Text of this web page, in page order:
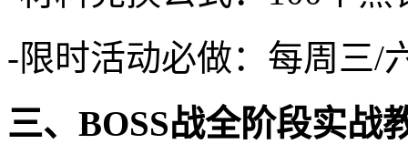
-限时活动必做：每周三/
三、BOSS战全阶段实战